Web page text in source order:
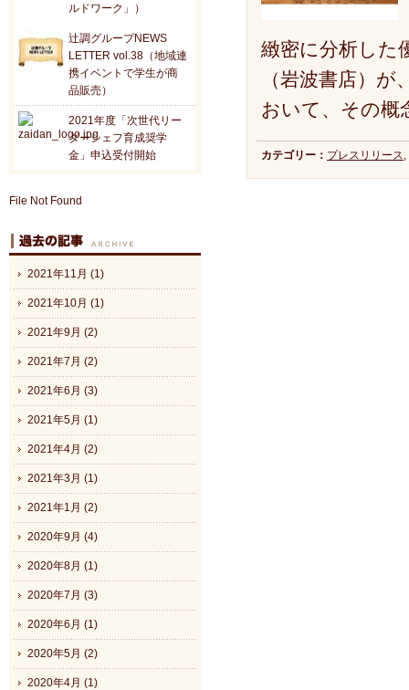
緻密に分析した
（岩波書店）
おいて、その概
カテゴリー： プレスリリース,
ルドワーク」）
辻調グループNEWS
LETTER vol.38（地域連
携イベントで学生が商
品販売）
2021年度「次世代リー
ダーシェフ育成奨学
金」申込受付開始
File Not Found
2021年11月 (1)
2021年10月 (1)
2021年9月 (2)
2021年7月 (2)
2021年6月 (3)
2021年5月 (1)
2021年4月 (2)
2021年3月 (1)
2021年1月 (2)
2020年9月 (4)
2020年8月 (1)
2020年7月 (3)
2020年6月 (1)
2020年5月 (2)
2020年4月 (1)